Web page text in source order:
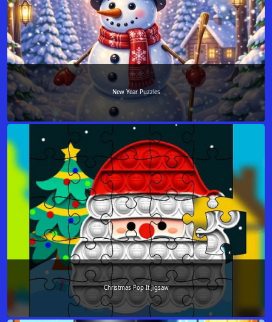
New Year Puzzles
Christmas Pop It Jigsaw